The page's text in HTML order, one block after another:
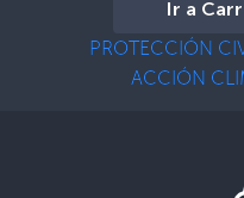
Ir a
PROTECCIÓN
ACCIÓN